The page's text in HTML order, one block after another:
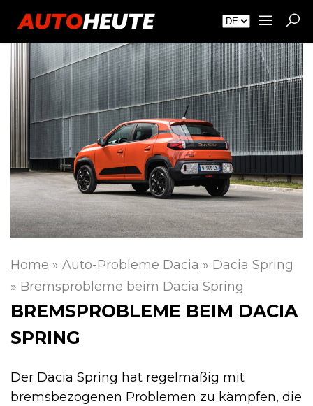
Home » Auto-Probleme Dacia » Dacia Spring
» Bremsprobleme beim Dacia Spring
BREMSPROBLEME BEIM DACIA
SPRING
Der Dacia Spring hat regelmäßig mit
bremsbezogenen Problemen zu kämpfen, die